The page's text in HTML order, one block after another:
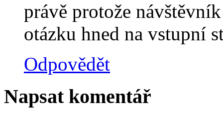
právě protože
otázku hned na vstupní
Odpovědět
Napsat komentář